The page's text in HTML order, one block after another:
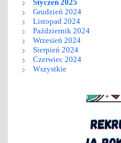
Styczeń 2025
Grudzień 2024
Listopad 2024
Październik 2024
Wrzesień 2024
Sierpień 2024
Czerwiec 2024
Wszystkie